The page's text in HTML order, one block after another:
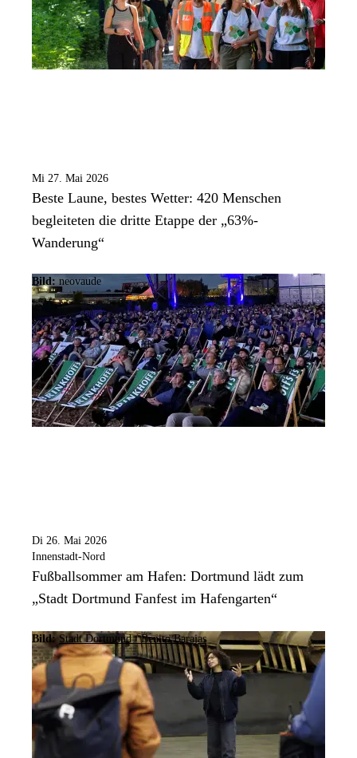
Mi 27. Mai 2026
Beste Laune, bestes Wetter: 420 Menschen
begleiteten die dritte Etappe der „63%-
Wanderung“
Bild: neovaude
Di 26. Mai 2026
Innenstadt-Nord
Fußballsommer am Hafen: Dortmund lädt zum
„Stadt Dortmund Fanfest im Hafengarten“
Bild: Stadt Dortmund / Benito Barajas